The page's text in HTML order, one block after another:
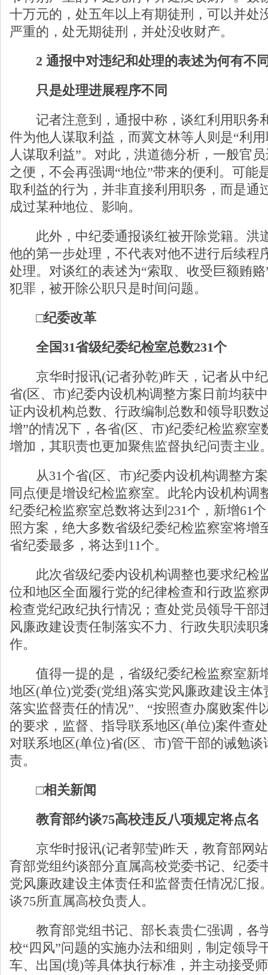
十万元的，处五年以上有期徒刑，可以并处
严重的，处无期徒刑，并处没收财产。
2 通报中对违纪和处理的表述为何有不
只是处理进展程序不同
记者注意到，通报中称，谈红利用职务
件为他人谋取利益，而冀文林等人则是“利
人谋取利益”。对此，洪道德分析，一般官
之便，不会再强调“地位”带来的便利。可能
取利益的行为，并非直接利用职务，而是通
成过某种地位、影响。
此外，中纪委通报谈红被开除党籍。洪
他的第一步处理，不代表对他不进行后续程
处理。对谈红的表述为“索取、收受巨额贿
犯罪，被开除公职只是时间问题。
□纪委改革
全国31省级纪委纪检室总数231个
京华时报讯(记者孙乾)昨天，记者从中纪
省(区、市)纪委内设机构调整方案日前均获
证内设机构总数、行政编制总数和领导职数
增”的情况下，各省(区、市)纪委纪检监察室
增加，其职责也更加聚焦监督执纪问责主业
从31个省(区、市)纪委内设机构调整方案
同点便是增设纪检监察室。此轮内设机构调
纪委纪检监察室总数将达到231个，新增61
照方案，绝大多数省级纪委纪检监察室将增
省纪委最多，将达到11个。
此次省级纪委内设机构调整也要求纪检
位和地区全面履行党的纪律检查和行政监察
检查党纪政纪执行情况；查处党员领导干部
风廉政建设责任制落实不力、行政失职渎职
作。
值得一提的是，省级纪委纪检监察室新
地区(单位)党委(党组)落实党风廉政建设主
落实监督责任的情况”、“按照查办腐败案件
的要求，监督、指导联系地区(单位)案件查
对联系地区(单位)省(区、市)管干部的诫勉谈
责。
□相关新闻
教育部约谈75高校违反八项规定将点名
京华时报讯(记者郭莹)昨天，教育部网站
育部党组约谈部分直属高校党委书记、纪委
党风廉政建设主体责任和监督责任情况汇报
谈75所直属高校负责人。
教育部党组书记、部长袁贵仁强调，各
校“四风”问题的实施办法和细则，制定领导
车、出国(境)等具体执行标准，并主动接受